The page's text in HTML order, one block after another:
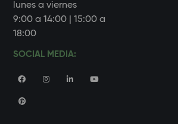
lunes a viernes
9:00 a 14:00 | 15:00 a
18:00
SOCIAL MEDIA: